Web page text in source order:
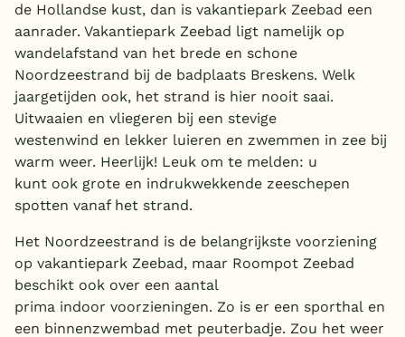
de Hollandse kust, dan is vakantiepark Zeebad een
aanrader. Vakantiepark Zeebad ligt namelijk op
wandelafstand van het brede en schone
Noordzeestrand bij de badplaats Breskens. Welk
jaargetijden ook, het strand is hier nooit saai.
Uitwaaien en vliegeren bij een stevige
westenwind en lekker luieren en zwemmen in zee bij
warm weer. Heerlijk! Leuk om te melden: u
kunt ook grote en indrukwekkende zeeschepen
spotten vanaf het strand.
Het Noordzeestrand is de belangrijkste voorziening
op vakantiepark Zeebad, maar Roompot Zeebad
beschikt ook over een aantal
prima indoor voorzieningen. Zo is er een sporthal en
een binnenzwembad met peuterbadje. Zou het weer